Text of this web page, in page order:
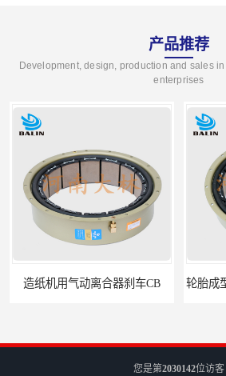
产品推荐
Development, design, production and sales
enterprises
造纸机用气动离合器刹车CB
您是第2030142位访客